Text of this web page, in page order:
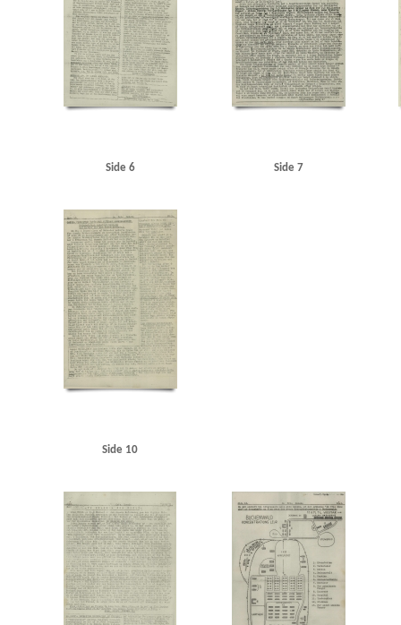
Side 6 Side 7
Side 10